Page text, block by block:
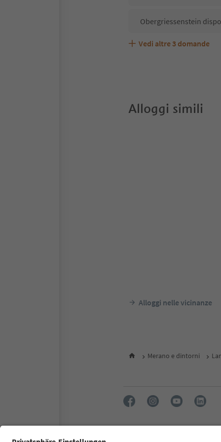
Obergriessenstein
Obergriessenstein
Quali servizi/attività
Gli ospiti di
Vedi altre 3 domande
Alloggi simili
Alloggi nelle vicinanze
Merano e dintorni